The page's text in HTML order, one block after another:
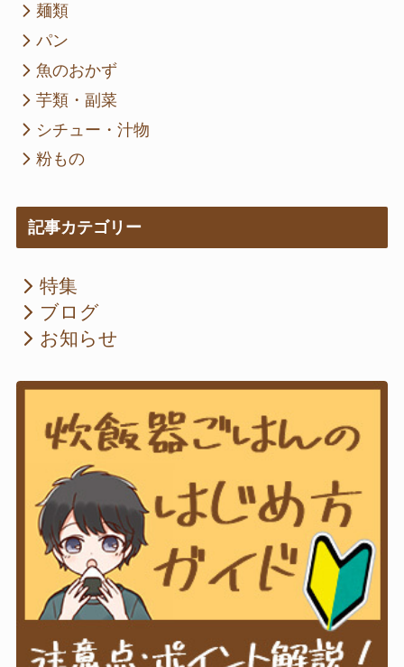
麺類
パン
魚のおかず
芋類・副菜
シチュー・汁物
粉もの
記事カテゴリー
特集
ブログ
お知らせ